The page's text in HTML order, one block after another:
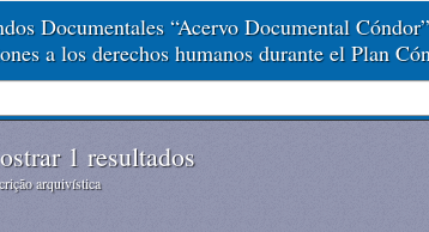
Documentales “Acervo Documental Cóndor”
a los derechos humanos durante el Plan
1 resultados
arquivística